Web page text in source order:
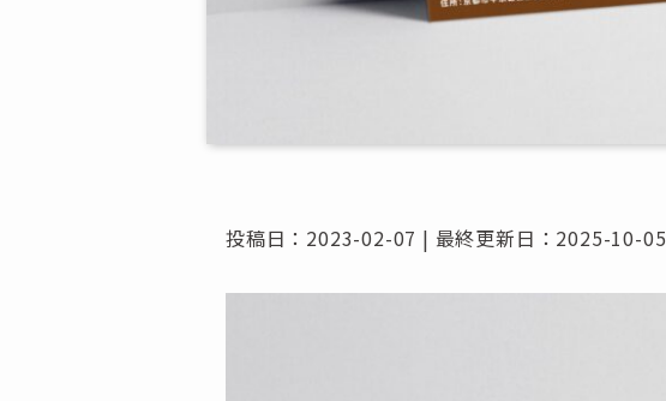
投稿日：2023-02-07 | 最終更新日：2025-10-05